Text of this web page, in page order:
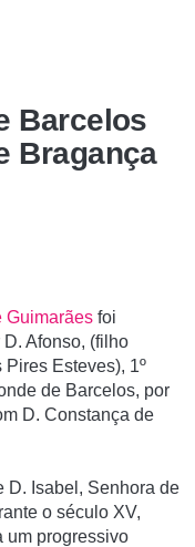
Barcelos
Bragança
Guimarães foi
Afonso, (filho
Esteves), 1º
de Barcelos, por
D. Constança de
D. Isabel, Senhora de
o século XV,
um progressivo